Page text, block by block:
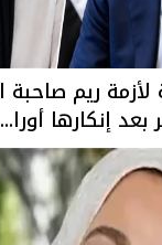
إنكارها أورا...